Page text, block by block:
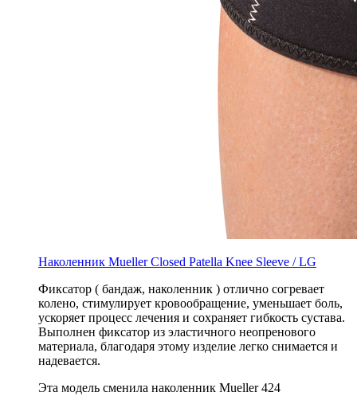
Наколенник Mueller Closed Patella Knee Sleeve / LG
Фиксатор ( бандаж, наколенник ) отлично согревает
колено, стимулирует кровообращение, уменьшает боль,
ускоряет процесс лечения и сохраняет гибкость сустава.
Выполнен фиксатор из эластичного неопренового
материала, благодаря этому изделие легко снимается и
надевается.
Эта модель сменила наколенник Mueller 424